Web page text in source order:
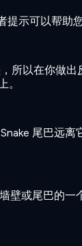
提示可以帮助您
所以在你做出
。
尾巴远离
壁或尾巴的一